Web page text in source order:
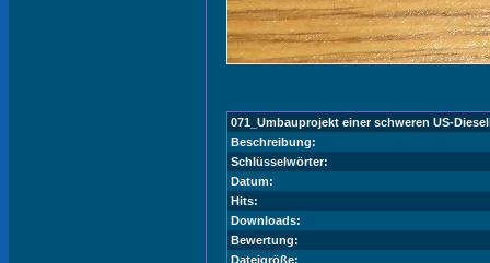
071_Umbauprojekt einer schweren US-
Beschreibung:
Schlüsselwörter:
Datum:
Hits:
Downloads:
Bewertung:
Dateigröße: